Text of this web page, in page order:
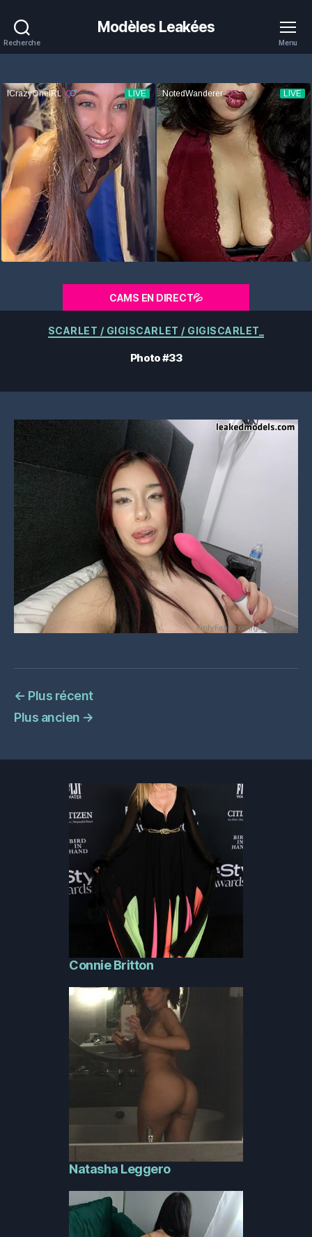
Recherche
Modèles Leakées
Menu
CAMS EN DIRECT💦
Catégories
SCARLET / GIGISCARLET / GIGISCARLET_
Photo #33
← Plus récent
Plus ancien →
Connie Britton
Natasha Leggero